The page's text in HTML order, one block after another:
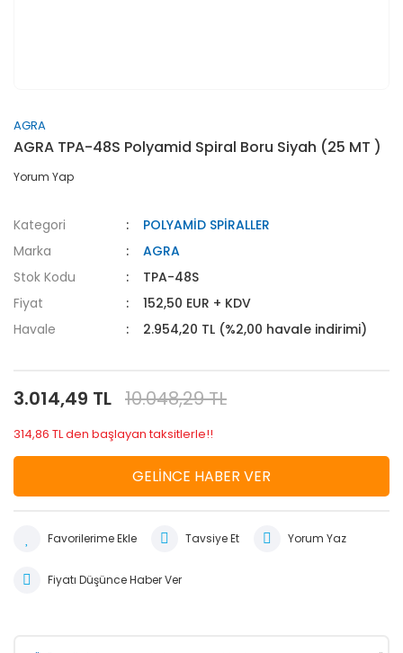
AGRA
AGRA TPA-48S Polyamid Spiral Boru Siyah (25 MT )
Yorum Yap
Kategori
POLYAMİD SPİRALLER
Marka
AGRA
Stok Kodu
TPA-48S
Fiyat
152,50 EUR + KDV
Havale
2.954,20 TL (%2,00 havale indirimi)
3.014,49 TL 10.048,29 TL
314,86 TL den başlayan taksitlerle!!
GELİNCE HABER VER
Tavsiye Et Yorum Yaz
Fiyatı Düşünce Haber Ver